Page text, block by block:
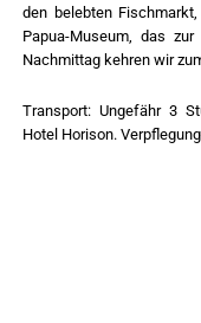
den belebten
Papua-Museum, das
Nachmittag kehren wir
Transport: Ungefähr 3
Hotel Horison.